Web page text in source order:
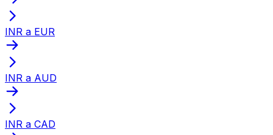
INR a EUR
INR a AUD
INR a CAD